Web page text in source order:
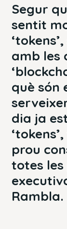
Segur
sentit
amb les
què són
dia ja
prou
totes les
Rambla.